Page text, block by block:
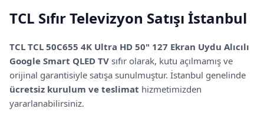
TCL SıfırTelevizyon Satışı İstanbul
TCL TCL 50C655 4K Ultra HD 50" 127 Ekran Uydu Alıcılı
Google Smart QLED TV sıfır olarak, kutu açılmamış ve
orijinal garantisiyle satışa sunulmuştur. İstanbul genelinde
ücretsiz kurulum ve teslimat hizmetimizden
yararlanabilirsiniz.